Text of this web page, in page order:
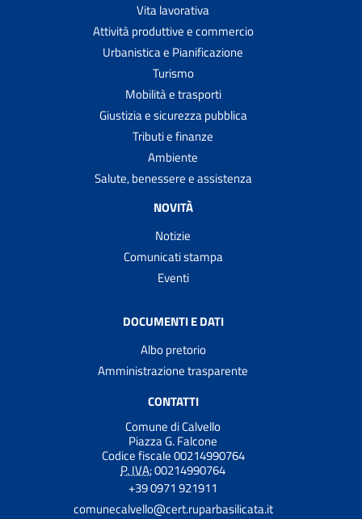
Vita lavorativa
Attività produttive e commercio
Urbanistica e Pianificazione
Turismo
Mobilità e trasporti
Giustizia e sicurezza pubblica
Tributi e finanze
Ambiente
Salute, benessere e assistenza
NOVITÀ
Notizie
Comunicati stampa
Eventi
DOCUMENTI E DATI
Albo pretorio
Amministrazione trasparente
CONTATTI
Comune di Calvello
Piazza G. Falcone
Codice fiscale 00214990764
P. IVA:00214990764
+39 0971 921911
comunecalvello@cert.ruparbasilicata.it